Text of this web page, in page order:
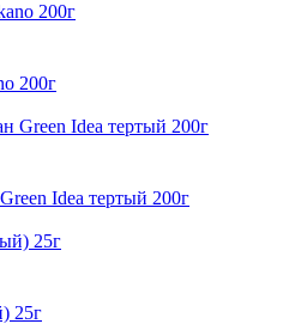
200г
Idea тертый 200г
25г